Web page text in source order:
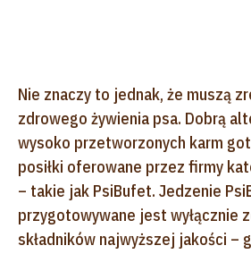
Nie znaczy to jednak, że muszą
zdrowego żywienia psa. Dobrą
wysoko przetworzonych karm
posiłki oferowane przez firmy
– takie jak PsiBufet. Jedzenie
przygotowywane jest wyłącznie
składników najwyższej jakości –